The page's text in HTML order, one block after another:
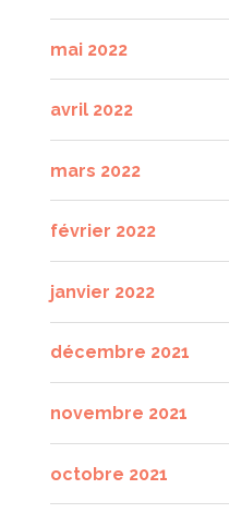
mai 2022
avril 2022
mars 2022
février 2022
janvier 2022
décembre 2021
novembre 2021
octobre 2021